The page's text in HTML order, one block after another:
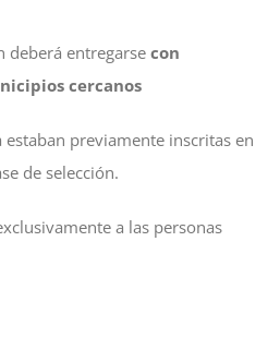
deberá entregarse con
cercanos
previamente inscritas en
de selección.
a las personas